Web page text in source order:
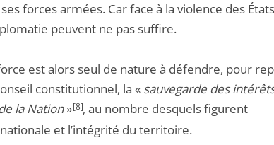
ses forces armées. Car face à la violence des
peuvent ne pas suffire.
force est alors seul de nature à défendre, pour
constitutionnel, la « sauvegarde des
la Nation»[8], au nombre desquels figurent
et l’intégrité du territoire.